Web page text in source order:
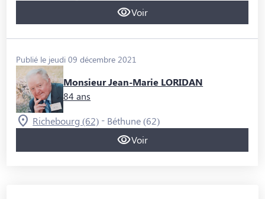
Voir
Publié le jeudi 09 décembre 2021
Monsieur Jean-Marie LORIDAN
84 ans
Richebourg (62) - Béthune (62)
Voir